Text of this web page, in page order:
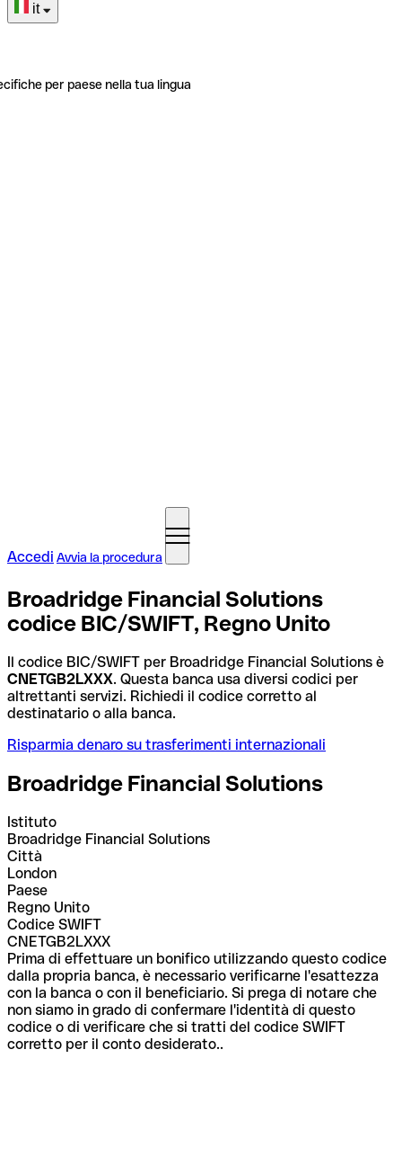
it
per paese nella tua lingua
Accedi Avvia la procedura
Broadridge Financial Solutions
codice BIC/SWIFT, Regno Unito
Il codice BIC/SWIFT per Broadridge Financial Solutions è
CNETGB2LXXX. Questa banca usa diversi codici per
altrettanti servizi. Richiedi il codice corretto al
destinatario o alla banca.
Risparmia denaro su trasferimenti internazionali
Broadridge Financial Solutions
Istituto
Broadridge Financial Solutions
Città
London
Paese
Regno Unito
Codice SWIFT
CNETGB2LXXX
Prima di effettuare un bonifico utilizzando questo codice
dalla propria banca, è necessario verificarne l'esattezza
con la banca o con il beneficiario. Si prega di notare che
non siamo in grado di confermare l'identità di questo
codice o di verificare che si tratti del codice SWIFT
corretto per il conto desiderato..